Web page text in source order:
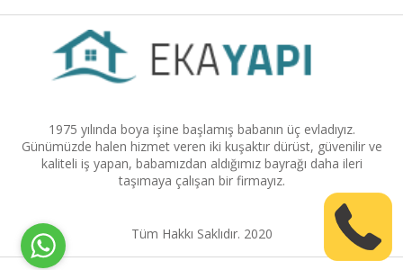
1975 yılında boya işine başlamış babanın üç evladıyız.
Günümüzde halen hizmet veren iki kuşaktır dürüst, güvenilir ve
kaliteli iş yapan, babamızdan aldığımız bayrağı daha ileri
taşımaya çalışan bir firmayız.
Tüm Hakkı Saklıdır. 2020